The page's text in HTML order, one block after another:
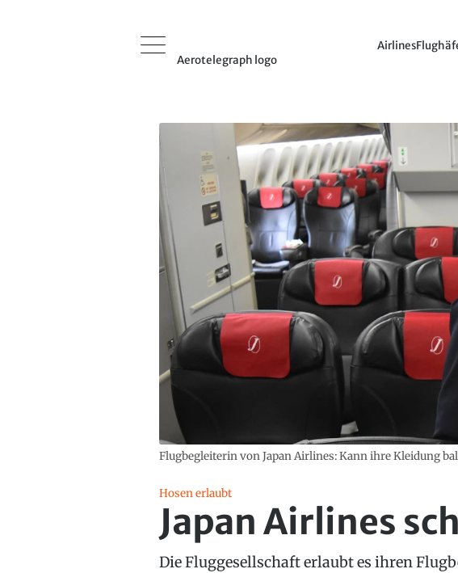
Aerotelegraph logo
Airlines
Flugbegleiterin von Japan Airlines: Kann ihre Kleidung
Hosen erlaubt
Japan Airlines
Die Fluggesellschaft erlaubt es ihren